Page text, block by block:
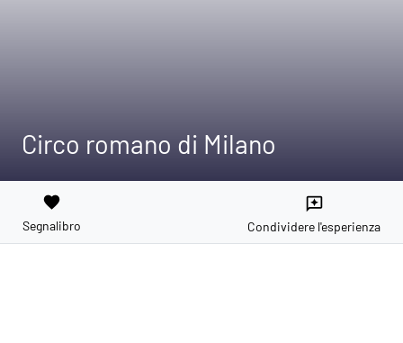
Circo romano di Milano
favorite
Segnalibro
reviews
Condividere l'esperienza